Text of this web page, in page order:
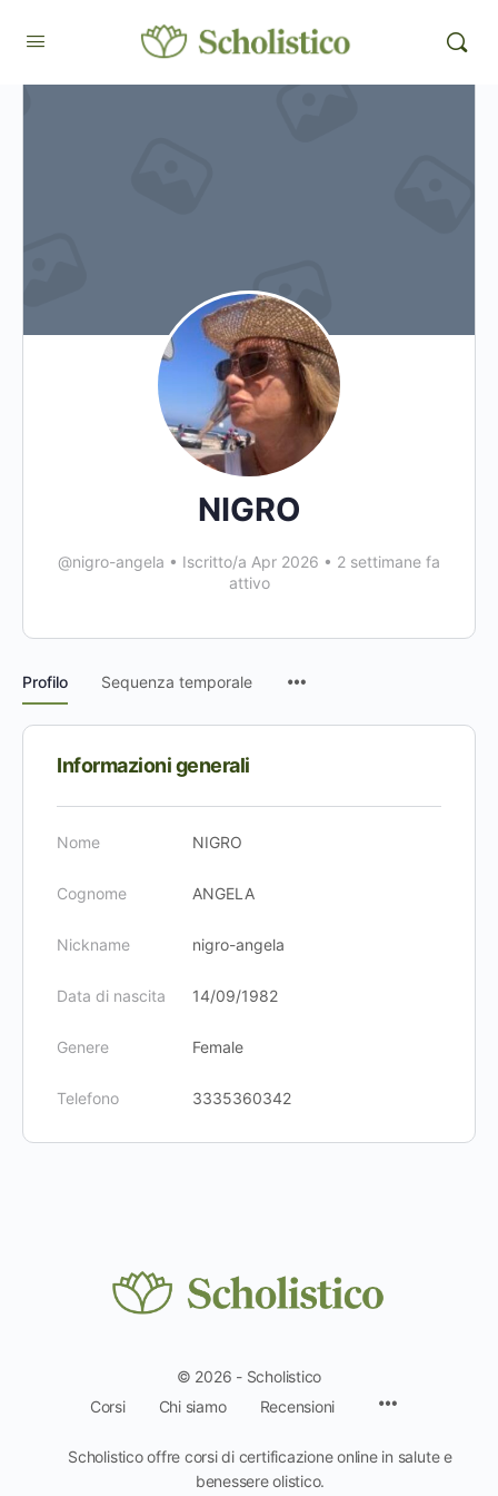
NIGRO
@nigro-angela • Iscritto/a Apr 2026 • 2 settimane fa
attivo
Profilo Sequenza temporale
menu
Informazioni generali
Nome NIGRO
Cognome ANGELA
Nickname nigro-angela
Data di nascita 14/09/1982
Genere Female
Telefono 3335360342
© 2026 - Scholistico
Corsi
Chi siamo Recensioni
Scholistico offre corsi di certificazione online in salute e
benessere olistico.